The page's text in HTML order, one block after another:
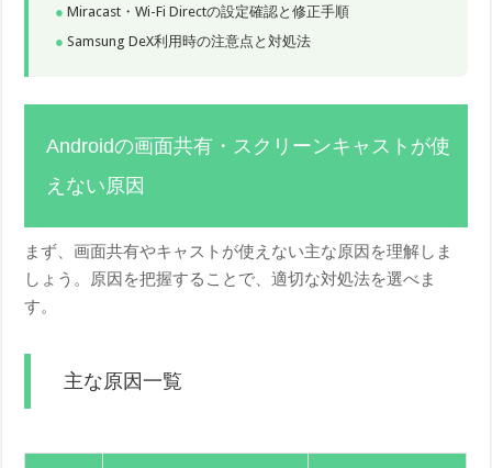
Miracast・Wi-Fi Directの設定確認と修正手順
Samsung DeX利用時の注意点と対処法
Androidの画面共有・スクリーンキャストが使
えない原因
まず、画面共有やキャストが使えない主な原因を理解しま
しょう。原因を把握することで、適切な対処法を選べま
す。
主な原因一覧